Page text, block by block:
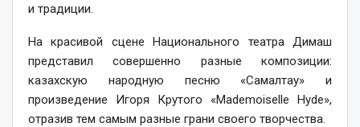
и традиции.
На красивой сцене Национального театра Димаш
представил совершенно разные композиции:
казахскую народную песню «Самалтау» и
произведение Игоря Крутого «Mademoiselle Hyde»,
отразив тем самым разные грани своего творчества.